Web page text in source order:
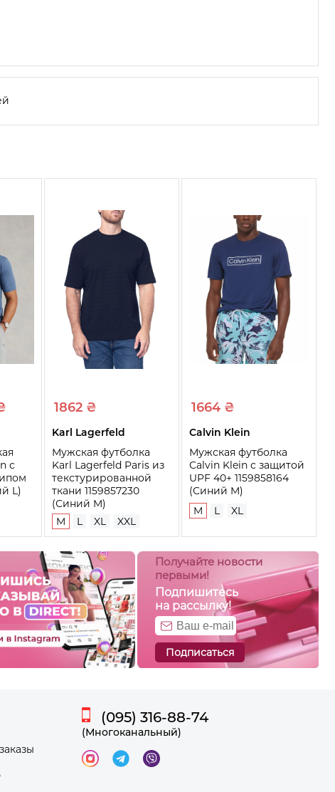
с
L)
1862 ₴
Karl Lagerfeld
Мужская футболка
Karl Lagerfeld Paris из
текстурированной
ткани 1159857230
(Синий M)
M
L XL XXL
1664 ₴
Calvin Klein
Мужская футболка
Calvin Klein с защитой
UPF 40+ 1159858164
(Синий M)
M
L XL
Получайте новости
первыми!
Подпишитесь
на рассылку!
Подписаться
(095) 316-88-74
(Многоканальный)